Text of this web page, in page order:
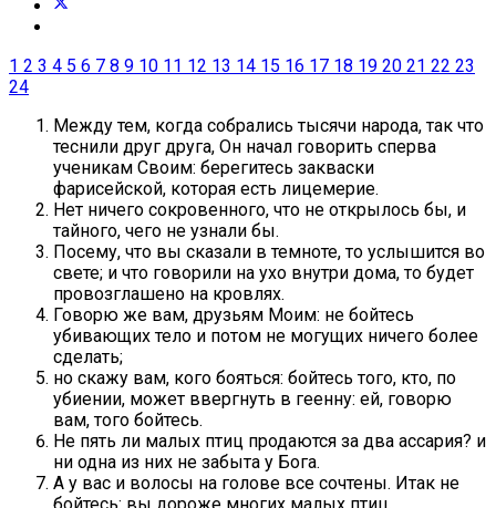
1 2 3 4 5 6 7 8 9 10 11 12 13 14 15 16 17 18 19 20 21 22 23
24
Между тем, когда собрались тысячи народа, так что
теснили друг друга, Он начал говорить сперва
ученикам Своим: берегитесь закваски
фарисейской, которая есть лицемерие.
Нет ничего сокровенного, что не открылось бы, и
тайного, чего не узнали бы.
Посему, что вы сказали в темноте, то услышится во
свете; и что говорили на ухо внутри дома, то будет
провозглашено на кровлях.
Говорю же вам, друзьям Моим: не бойтесь
убивающих тело и потом не могущих ничего более
сделать;
но скажу вам, кого бояться: бойтесь того, кто, по
убиении, может ввергнуть в геенну: ей, говорю
вам, того бойтесь.
Не пять ли малых птиц продаются за два ассария? и
ни одна из них не забыта у Бога.
А у вас и волосы на голове все сочтены. Итак не